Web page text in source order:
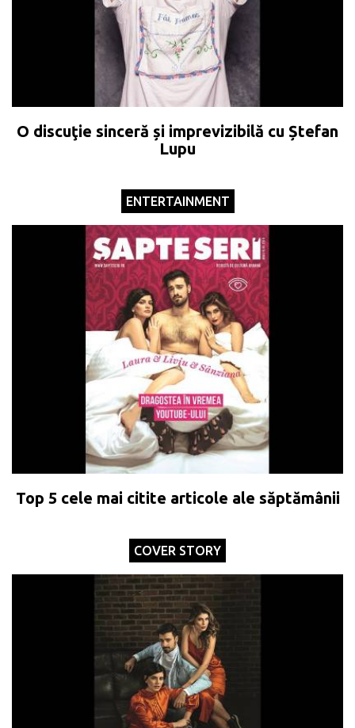
O discuţie sinceră și imprevizibilă cu Ștefan
Lupu
ENTERTAINMENT
Top 5 cele mai citite articole ale săptămânii
COVER STORY